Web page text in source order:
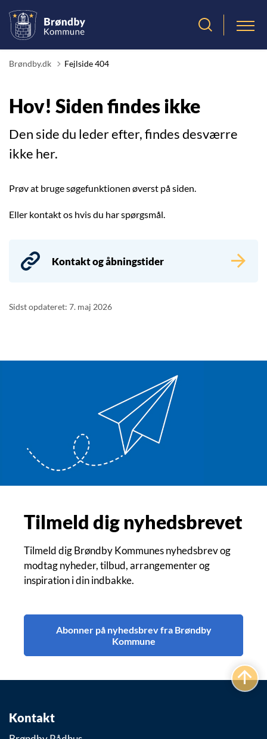
Brøndby.dk Fejlside 404
Hov! Siden findes ikke
Den side du leder efter, findes desværre
ikke her.
Prøv at bruge søgefunktionen øverst på siden.
Eller kontakt os hvis du har spørgsmål.
Kontakt og åbningstider
Sidst opdateret: 7. maj 2026
Tilmeld dig nyhedsbrevet
Tilmeld dig Brøndby Kommunes nyhedsbrev og
modtag nyheder, tilbud, arrangementer og
inspiration i din indbakke.
Abonner på nyhedsbrev fra Brøndby
Kommune
Kontakt